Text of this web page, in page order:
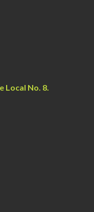
Local No. 8.